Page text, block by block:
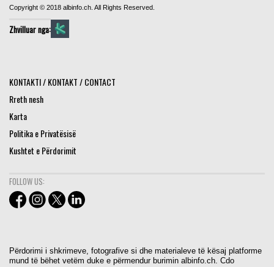
Copyright © 2018 albinfo.ch. All Rights Reserved.
Zhvilluar nga:
KONTAKTI / KONTAKT / CONTACT
Rreth nesh
Karta
Politika e Privatësisë
Kushtet e Përdorimit
FOLLOW US:
Përdorimi i shkrimeve, fotografive si dhe materialeve të kësaj platforme
mund të bëhet vetëm duke e përmendur burimin albinfo.ch. Cdo